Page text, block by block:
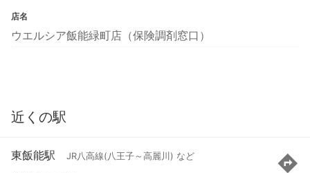
店名
ウエルシア飯能緑町店（保険調剤窓口）
近くの駅
東飯能駅 JR八高線(八王子～高麗川) など